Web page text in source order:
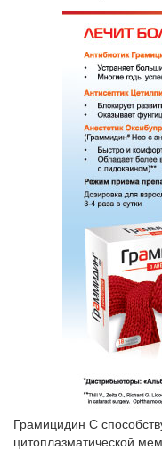
Грамицидин С
цитоплазматической